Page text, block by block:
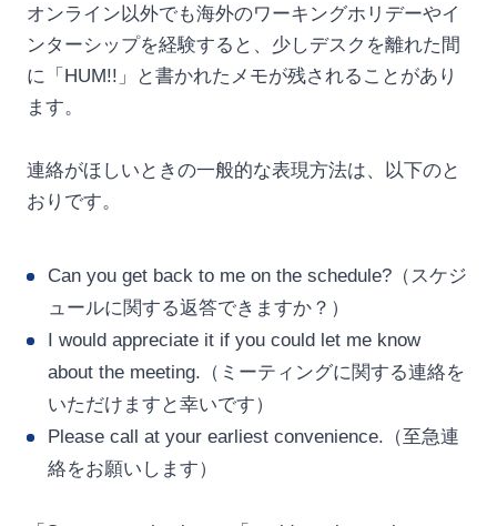
オンライン以外でも海外のワーキングホリデーやイ
ンターシップを経験すると、少しデスクを離れた間
に「HUM!!」と書かれたメモが残されることがあり
ます。
連絡がほしいときの一般的な表現方法は、以下のと
おりです。
Can you get back to me on the schedule?（スケジ
ュールに関する返答できますか？）
I would appreciate it if you could let me know
about the meeting.（ミーティングに関する連絡を
いただけますと幸いです）
Please call at your earliest convenience.（至急連
絡をお願いします）